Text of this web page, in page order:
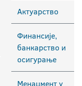
Актуарство
Финансије,
банкарство и
осигурање
Менаџмент у